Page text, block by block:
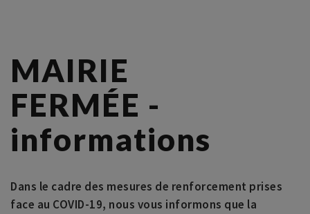
MAIRIE
FERMÉE -
informations
Dans le cadre des mesures de renforcement prises
face au COVID-19, nous vous informons que la